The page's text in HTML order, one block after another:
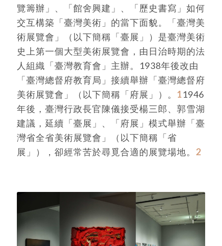
覽籌辦」、「館舍興建」、「歷史書寫」如何
交互構築「臺灣美術」的當下面貌。「臺灣美
術展覽會」（以下簡稱「臺展」）是臺灣美術
史上第一個大型美術展覽會，由日治時期的法
人組織「臺灣教育會」主辦。1938年後改由
「臺灣總督府教育局」接續舉辦「臺灣總督府
美術展覽會」（以下簡稱「府展」）。 11946
年後，臺灣行政長官陳儀接受楊三郎、郭雪湖
建議，延續「臺展」、「府展」模式舉辦「臺
灣省全省美術展覽會」（以下簡稱「省
展」），卻經常苦於尋覓合適的展覽場地。 2